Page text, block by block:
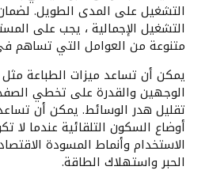
التشغيل على المدى الطويل.
التشغيل الإجمالية ، يجب على
متنوعة من العوامل التي تساهم
يمكن أن تساعد ميزات الطباعة مثل
الوجهين والقدرة على تخطي
تقليل هدر الوسائط. يمكن أن تساعد
أوضاع السكون التلقائية عندما لا
الاستخدام وأنماط المسودة
الحبر واستهلاك الطاقة.